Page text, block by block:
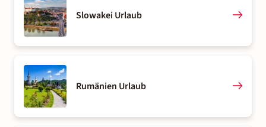
Slowakei Urlaub
Rumänien Urlaub